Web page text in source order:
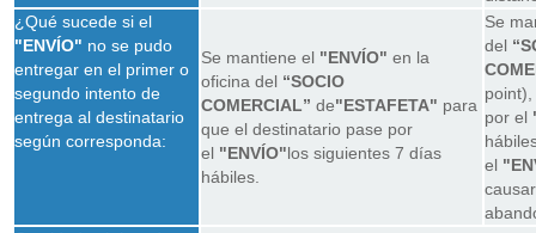
¿Qué sucede si el
"ENVÍO" no se pudo
entregar en el primer o
segundo intento de
entrega al destinatario
según corresponda:
Se mantiene el "ENVÍO" en la
oficina del “SOCIO
COMERCIAL” de"ESTAFETA" para
que el destinatario pase por
el "ENVÍO"los siguientes 7 días
hábiles.
Se
del
por el
el